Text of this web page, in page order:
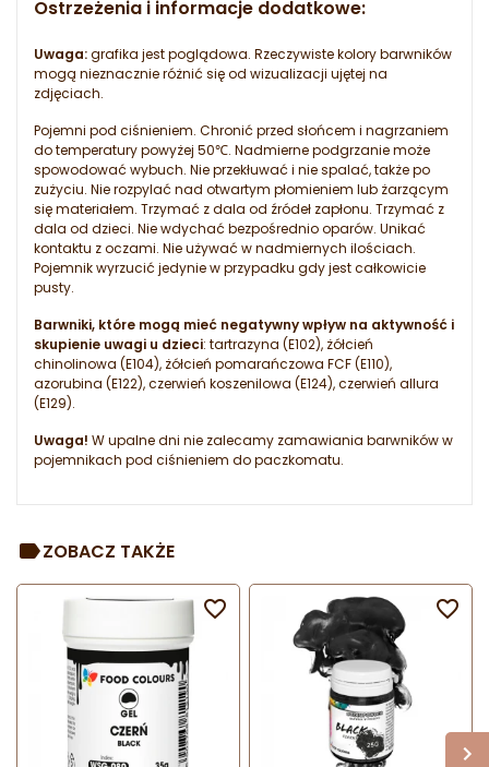
Ostrzeżenia i informacje dodatkowe:
Uwaga:grafika jest poglądowa. Rzeczywiste kolory barwników
mogą nieznacznie różnić się od wizualizacji ujętej na
zdjęciach.
Pojemni pod ciśnieniem. Chronić przed słońcem i nagrzaniem
do temperatury powyżej 50℃. Nadmierne podgrzanie może
spowodować wybuch. Nie przekłuwać i nie spalać, także po
zużyciu. Nie rozpylać nad otwartym płomieniem lub żarzącym
się materiałem. Trzymać z dala od źródeł zapłonu. Trzymać z
dala od dzieci. Nie wdychać bezpośrednio oparów. Unikać
kontaktu z oczami. Nie używać w nadmiernych ilościach.
Pojemnik wyrzucić jedynie w przypadku gdy jest całkowicie
pusty.
Barwniki, które mogą mieć negatywny wpływ na aktywność i
skupienie uwagi u dzieci: tartrazyna (E102), żółcień
chinolinowa (E104), żółcień pomarańczowa FCF (E110),
azorubina (E122), czerwień koszenilowa (E124), czerwień allura
(E129).
Uwaga! W upalne dni nie zalecamy zamawiania barwników w
pojemnikach pod ciśnieniem do paczkomatu.
ZOBACZ TAKŻE
 